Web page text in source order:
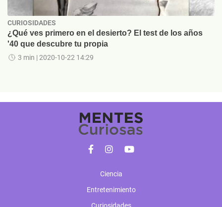
CURIOSIDADES
¿Qué ves primero en el desierto? El test de los años
'40 que descubre tu propia
3 min | 2020-10-22 14:29
Ciencia
Entretenimiento
Curiosidades